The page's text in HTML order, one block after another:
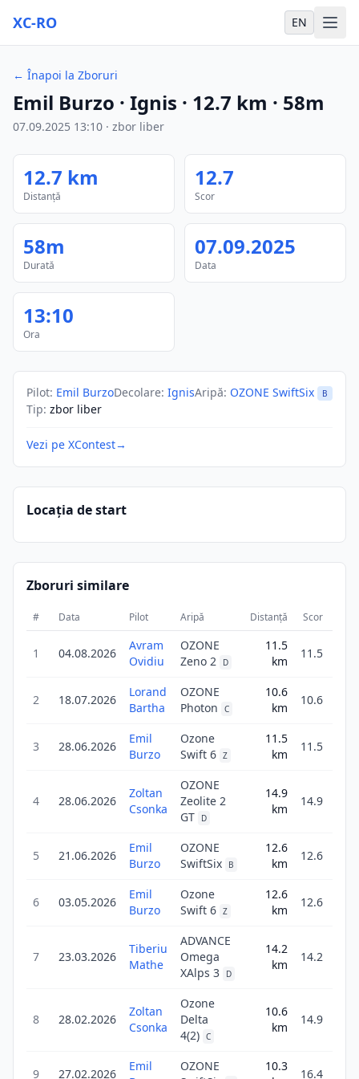
XC-RO EN
← Înapoi la Zboruri
Emil Burzo · Ignis · 12.7 km · 58m
07.09.2025 13:10 · zbor liber
12.7 km
Distanță
12.7
Scor
58m
Durată
07.09.2025
Data
13:10
Ora
Pilot: Emil BurzoDecolare: IgnisAripă: OZONE SwiftSix B
Tip: zbor liber
Vezi pe XContest→
Locația de start
Zboruri similare
# Data Pilot Aripă Distanță Scor
1 04.08.2026
Avram
Ovidiu
OZONE
Zeno 2
D
11.5
km
11.5
2 18.07.2026
Lorand
Bartha
OZONE
Photon
C
10.6
km
10.6
3 28.06.2026
Emil
Burzo
Ozone
Swift 6 Z
11.5
km
11.5
4 28.06.2026
Zoltan
Csonka
OZONE
Zeolite 2
GT
D
14.9
km
14.9
5 21.06.2026
Emil
Burzo
OZONE
SwiftSix
B
12.6
km
12.6
6 03.05.2026
Emil
Burzo
Ozone
Swift 6 Z
12.6
km
12.6
7 23.03.2026
Tiberiu
Mathe
ADVANCE
Omega
XAlps 3
D
14.2
km
14.2
8 28.02.2026
Zoltan
Csonka
Ozone
Delta
4(2) C
10.6
km
14.9
9 27.02.2026
Emil
OZONE
10.3
16.4